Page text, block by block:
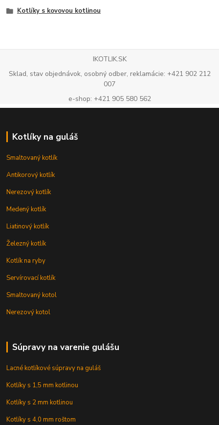
Kotlíky s kovovou kotlinou
IKOTLIK.SK
Sklad, stav objednávok, osobný odber, reklamácie: +421 902 212
007
e-shop: +421 905 580 562
Kotlíky na guláš
Smaltovaný kotlík
Antikorový kotlík
Nerezový kotlík
Medený kotlík
Liatinový kotlík
Železný kotlík
Kotlík na ryby
Servírovací kotlík
Smaltovaný kotol
Nerezový kotol
Súpravy na varenie gulášu
Lacné kotlíkové súpravy na guláš
Kotlíky s 1,5 mm kotlinou
Kotlíky s 2 mm kotlinou
Kotlíky s 4,0 mm roštom